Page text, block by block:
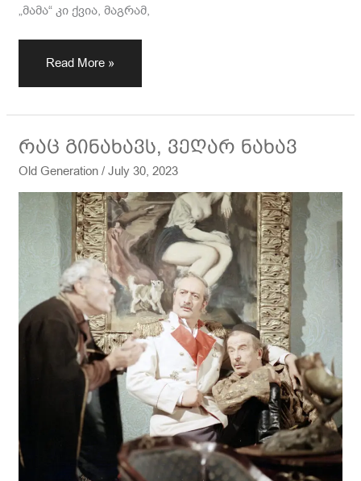
„მამა“ კი ქვია, მაგრამ,
Read More »
რაც გინახავს, ვეღარ ნახავ
Old Generation /July 30, 2023
რაც
გინახავს,
ნახავ